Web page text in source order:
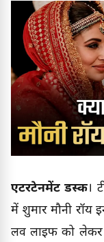
एंटरटेनमेंट डस्क।
में शुमार मौनी रॉय
लव लाइफ को लेकर